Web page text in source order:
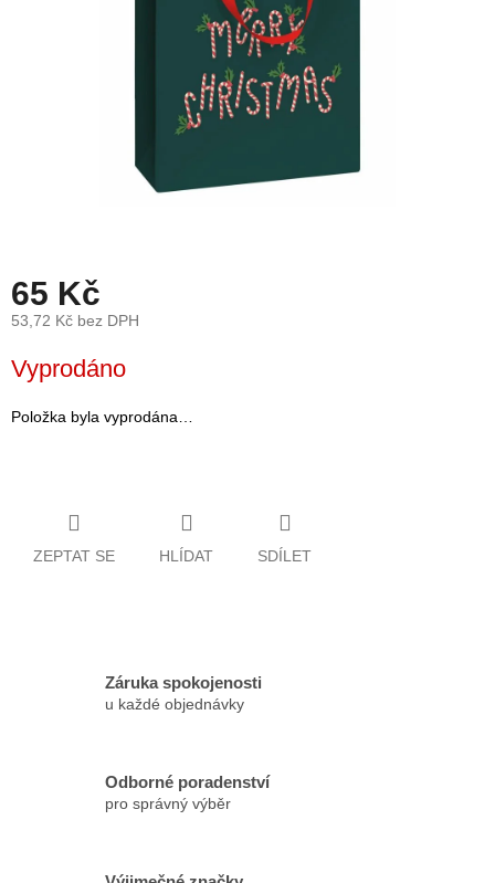
Novinky
Prodejny
Přihlášení
65 Kč
53,72 Kč bez DPH
cena:
Vyprodáno
Položka byla vyprodána…
ZEPTAT SE HLÍDAT SDÍLET
Záruka spokojenosti
u každé objednávky
Odborné poradenství
pro správný výběr